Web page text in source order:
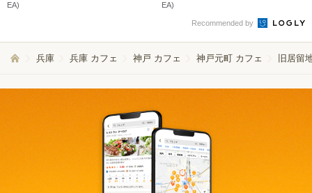
EA)
EA)
Recommended by
兵庫 兵庫 カフェ 神戸 カフェ 神戸元町 カフェ 旧居留